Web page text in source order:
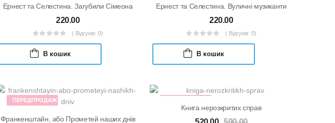
Ернест та Селестина. Загубили Сімеона
220.00
( Відгуків: 0)
В кошик
Ернест та Селестина. Вуличні музиканти
220.00
( Відгуків: 0)
В кошик
ПЕРЕДПРОДАЖ
Франкенштайн, або Прометей наших днів
Книга нерозкритих справ